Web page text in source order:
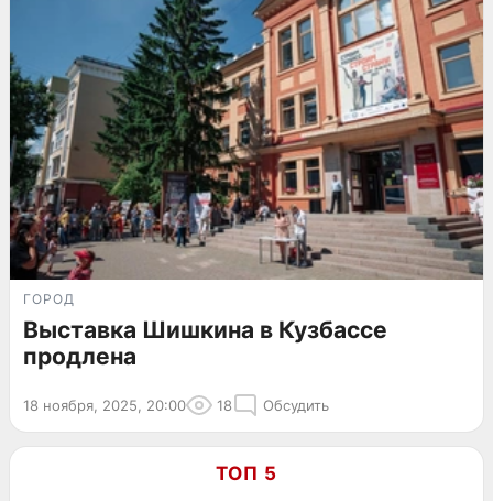
ГОРОД
Выставка Шишкина в Кузбассе
продлена
18 ноября, 2025, 20:00 18 Обсудить
ТОП 5